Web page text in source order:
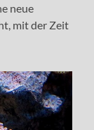
neue
mit der Zeit